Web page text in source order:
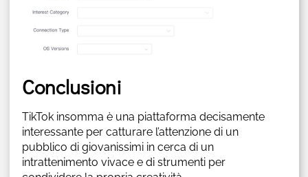
Conclusioni
TikTok insomma è una piattaforma decisamente
interessante per catturare l’attenzione di un
pubblico di giovanissimi in cerca di un
intrattenimento vivace e di strumenti per